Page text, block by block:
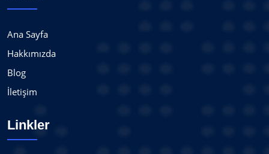
Ana Sayfa
Hakkımızda
Blog
İletişim
Linkler